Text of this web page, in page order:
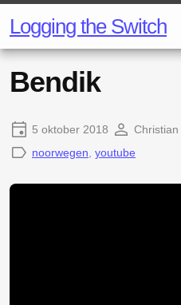
Logging the Switch
Bendik
5 oktober 2018 Christian
noorwegen youtube